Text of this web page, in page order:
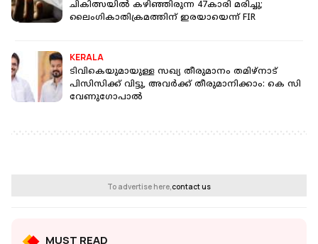
ചികിത്സയിൽ കഴിഞ്ഞിരുന്ന 47കാരി മരിച്ചു;
ലൈംഗികാതിക്രമത്തിന് ഇരയായെന്ന് FIR
KERALA
ടിവികെയുമായുള്ള സഖ്യ തീരുമാനം തമിഴ്‌നാട്
പിസിസിക്ക് വിട്ടു, അവര്‍ക്ക് തീരുമാനിക്കാം: കെ സി
വേണുഗോപാല്‍
To advertise here,contact us
MUST READ